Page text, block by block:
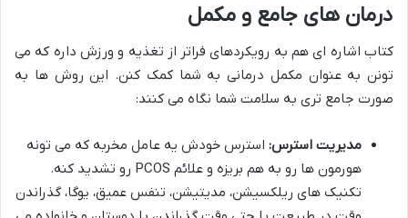
درمان های جامع و مکمل
کتاب اشاره ای هم به رویکردهای فراتر از تغذیه و ورزش داره که می
تونن به عنوان مکمل درمانی به شما کمک کنن. این روش ها به
صورت جامع تری به سلامت شما نگاه می کنند:
مدیریت استرس: استرس خودش یه عامل مخربه که می تونه
هورمون ها رو به هم بریزه و علائم PCOS رو تشدید کنه.
تکنیک های ریلکسیشن، مدیتیشن، تنفس عمیق، یوگا، گذراندن